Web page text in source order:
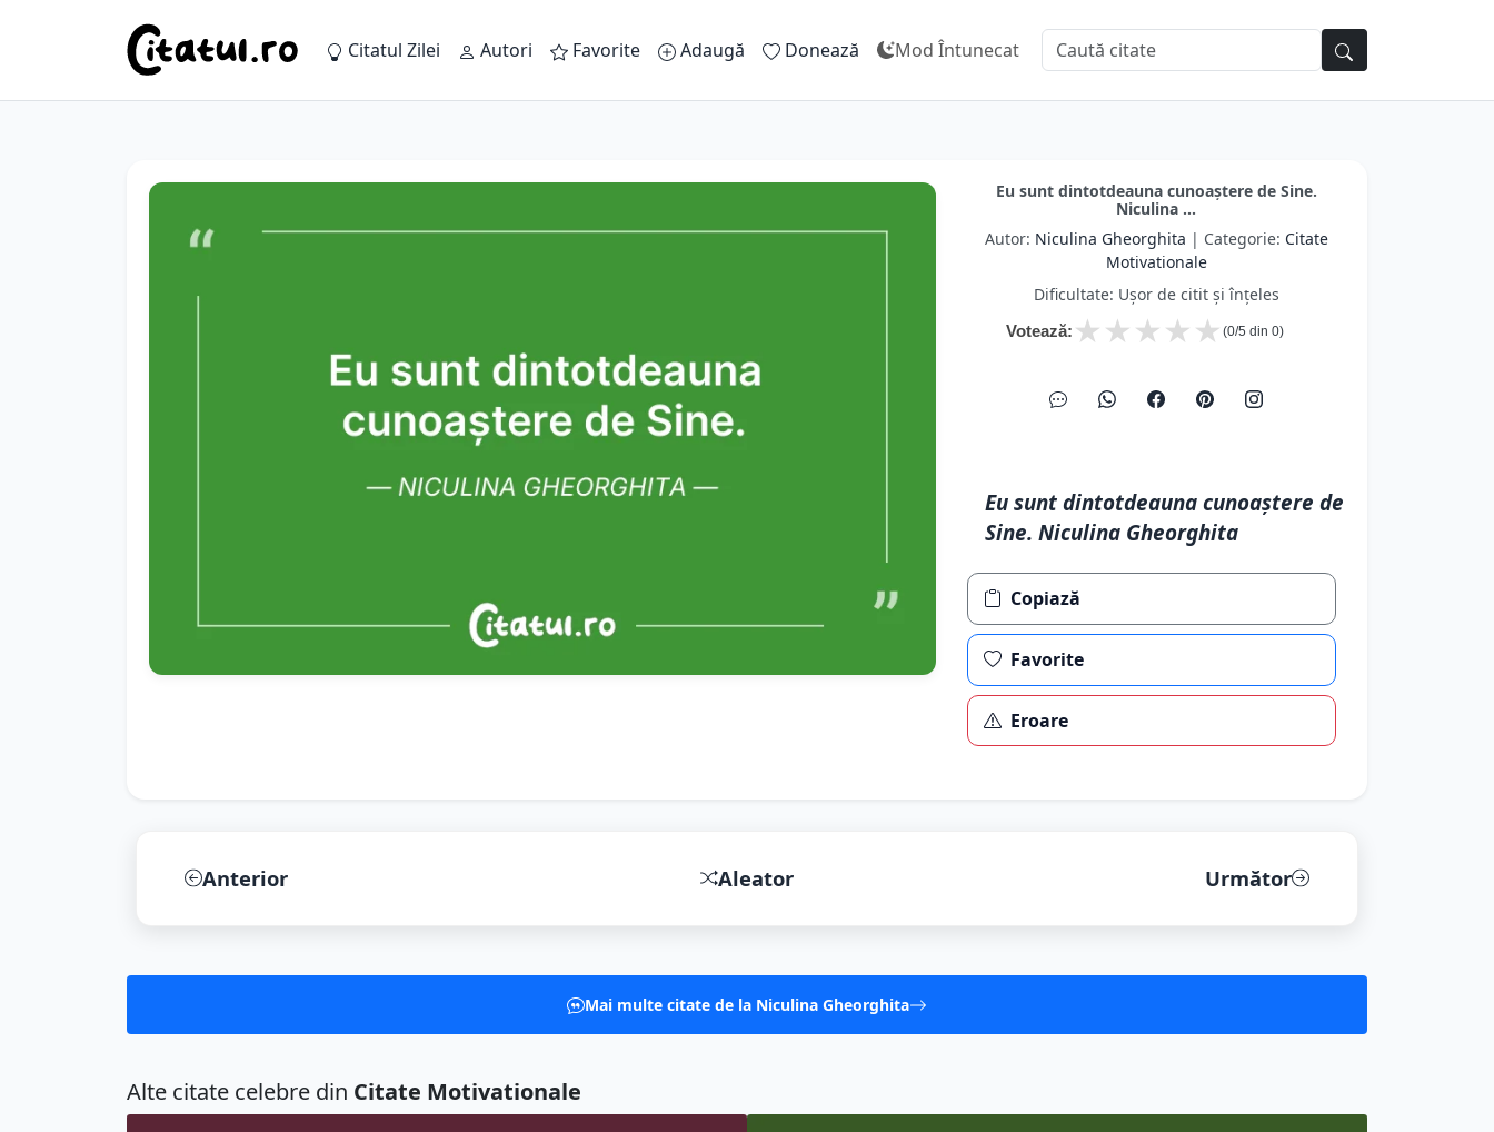
Citatul Zilei Autori Favorite Adaugă Donează Mod Întunecat
Eu sunt dintotdeauna cunoaștere de Sine.
Niculina ...
Autor: Niculina Gheorghita | Categorie: Citate
Motivationale
Dificultate: Ușor de citit și înțeles
Votează: ★
★
★
★
★ (0/5 din 0)
Eu sunt dintotdeauna cunoaștere de
Sine. Niculina Gheorghita
Copiază
Favorite
Eroare
Anterior Aleator Următor
Mai multe citate de la Niculina Gheorghita
Alte citate celebre din Citate Motivationale